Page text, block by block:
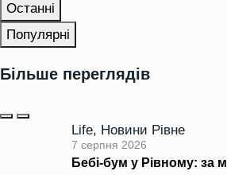
Останні
Популярні
Більше переглядів
Life, Новини Рівне
7 серпня 2026
Бебі-бум у Рівному: за